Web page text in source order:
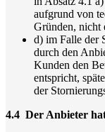
aufgrund von
Gründen, nicht
d) im Falle der
durch den
Kunden den
entspricht,
der
4.4 Der Anbieter